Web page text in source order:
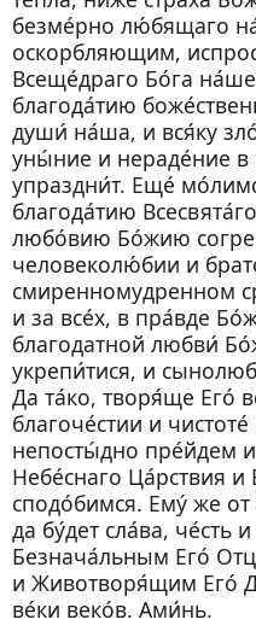
безме́рно лю́бящаго
оскорбляющим,
Всеще́драго Бо́га
благода́тию
души́ на́ша, и вся́ку
уны́ние и нераде́ние в
упраздни́т. Еще́
благода́тию
любо́вию Бо́жию
человеколю́бии и
смиренномудренном
и за все́х, в пра́вде
благодатной любви́
укрепи́тися, и
Да та́ко, творя́ще Его́
благоче́стии и
непосты́дно пре́йдем
Небе́снаго Ца́рствия и
сподо́бимся. Ему́ же
да бу́дет сла́ва, че́сть
Безнача́льным Его́
и Животворя́щим Его́
ве́ки веко́в. Ами́нь.